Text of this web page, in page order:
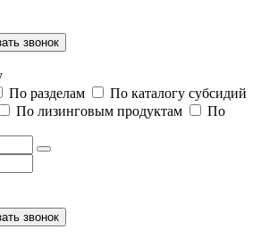
звонок
По разделам
По каталогу субсидий
По лизинговым продуктам
По
звонок